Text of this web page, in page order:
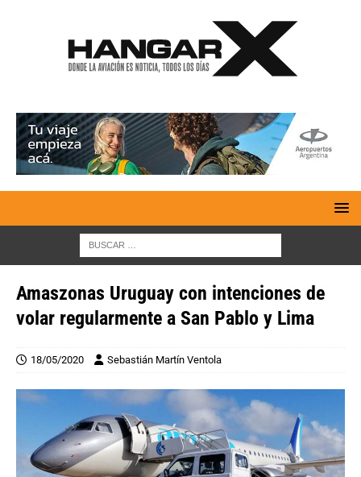
Amaszonas Uruguay con intenciones de
volar regularmente a San Pablo y Lima
18/05/2020 Sebastián Martín Ventola